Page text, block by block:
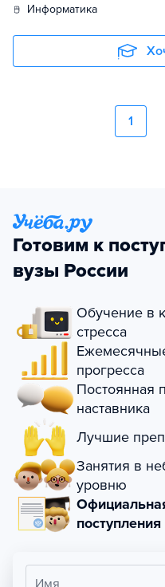
информатика
1
Готовим к
вузы России
Обучение в
стресса
прогресса
Постоянная
наставника
Лучшие
Занятия в
уровню
Имя